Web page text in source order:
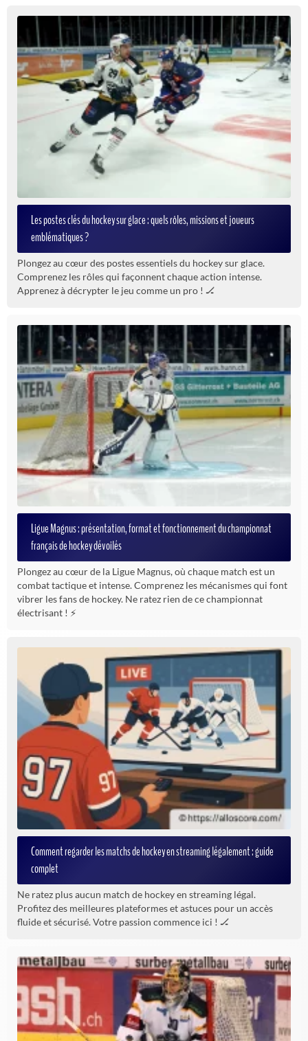
Les postes clés du hockey sur glace : quels rôles, missions et joueurs
emblématiques ?
Plongez au cœur des postes essentiels du hockey sur glace.
Comprenez les rôles qui façonnent chaque action intense.
Apprenez à décrypter le jeu comme un pro ! 🏒
Ligue Magnus : présentation, format et fonctionnement du championnat
français de hockey dévoilés
Plongez au cœur de la Ligue Magnus, où chaque match est un
combat tactique et intense. Comprenez les mécanismes qui font
vibrer les fans de hockey. Ne ratez rien de ce championnat
électrisant ! ⚡
Comment regarder les matchs de hockey en streaming légalement : guide
complet
Ne ratez plus aucun match de hockey en streaming légal.
Profitez des meilleures plateformes et astuces pour un accès
fluide et sécurisé. Votre passion commence ici ! 🏒